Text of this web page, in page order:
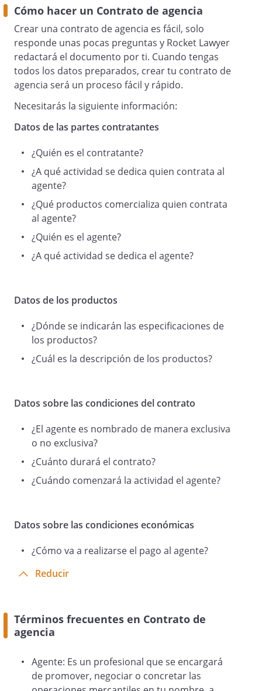
Ambos tienen capacidad para firmar y
quedar obligados por este
CONTRATO DE AGENCIA
y
EXPONEN
1.
Que el empresario nombra a
c
omo agente.
2. Que el empresario se dedica a
cuyas especificaciones constan en el
contrato y que cuentan con un
reconocido prestigio en el mercado.
En adelante el producto.
3. Que el agente se dedica a
__________
, disponiendo de recursos materiales así
adecuada para dicha actividad.
en obtener la mayor difusión y
sus productos, con vistas a un incremento de las
tales actividades, han convenido la
de acuerdo a las siguientes
CLÁUSULAS
Cómo hacer un Contrato de agencia
Crear una contrato de agencia es fácil, solo
responde unas pocas preguntas y Rocket Lawyer
redactará el documento por ti. Cuando tengas
todos los datos preparados, crear tu contrato de
agencia será un proceso fácil y rápido.
Necesitarás la siguiente información:
Datos de las partes contratantes
¿Quién es el contratante?
¿A qué actividad se dedica quien contrata al
agente?
¿Qué productos comercializa quien contrata
al agente?
¿Quién es el agente?
¿A qué actividad se dedica el agente?
Datos de los productos
¿Dónde se indicarán las especificaciones de
los productos?
¿Cuál es la descripción de los productos?
Datos sobre las condiciones del contrato
¿El agente es nombrado de manera exclusiva
o no exclusiva?
¿Cuánto durará el contrato?
¿Cuándo comenzará la actividad el agente?
Datos sobre las condiciones económicas
¿Cómo va a realizarse el pago al agente?
Reducir
Términos frecuentes en Contrato de
agencia
Agente: Es un profesional que se encargará
de promover, negociar o concretar las